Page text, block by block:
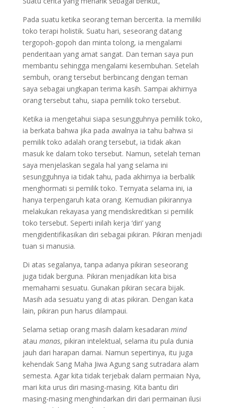
Pada suatu ketika seorang teman bercerita. Ia memiliki
toko terapi holistik. Suatu hari, seseorang datang
tergopoh-gopoh dan minta tolong, ia mengalami
penderitaan yang amat sangat. Dan teman saya pun
membantu sehingga mengalami kesembuhan. Setelah
sembuh, orang tersebut berbincang dengan teman
saya sebagai ungkapan terima kasih. Sampai akhirnya
orang tersebut tahu, siapa pemilik toko tersebut.
Ketika ia mengetahui siapa sesungguhnya pemilik toko,
ia berkata bahwa jika pada awalnya ia tahu bahwa si
pemilik toko adalah orang tersebut, ia tidak akan
masuk ke dalam toko tersebut. Namun, setelah teman
saya menjelaskan segala hal yang selama ini
sesungguhnya ia tidak tahu, pada akhirnya ia berbalik
menghormati si pemilik toko. Ternyata selama ini, ia
hanya terpengaruh kata orang. Kemudian pikirannya
melakukan rekayasa yang mendiskreditkan si pemilik
toko tersebut. Seperti inilah kerja ‘diri’ yang
mengidentifikasikan diri sebagai pikiran. Pikiran menjadi
tuan si manusia.
Di atas segalanya, tanpa adanya pikiran seseorang
juga tidak berguna. Pikiran menjadikan kita bisa
memahami sesuatu. Gunakan pikiran secara bijak.
Masih ada sesuatu yang di atas pikiran. Dengan kata
lain, pikiran pun harus dilampaui.
Selama setiap orang masih dalam kesadaran mind
atau manas, pikiran intelektual, selama itu pula dunia
jauh dari harapan damai. Namun sepertinya, itu juga
kehendak Sang Maha Jiwa Agung sang sutradara alam
semesta. Agar kita tidak terjebak dalam permaian Nya,
mari kita urus diri masing-masing. Kita bantu diri
masing-masing menghindarkan diri dari permainan ilusi